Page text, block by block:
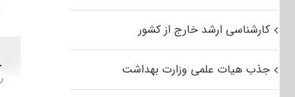
کارشناسی ارشد خارج از کشور
جذب هیات علمی وزارت بهداشت